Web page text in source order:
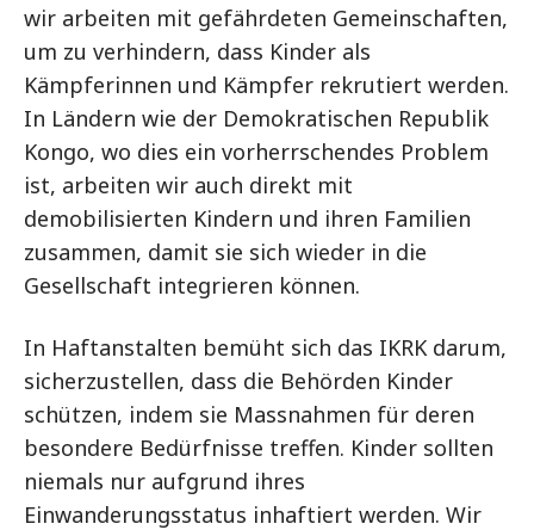
wir arbeiten mit gefährdeten Gemeinschaften,
um zu verhindern, dass Kinder als
Kämpferinnen und Kämpfer rekrutiert werden.
In Ländern wie der Demokratischen Republik
Kongo, wo dies ein vorherrschendes Problem
ist, arbeiten wir auch direkt mit
demobilisierten Kindern und ihren Familien
zusammen, damit sie sich wieder in die
Gesellschaft integrieren können.
In Haftanstalten bemüht sich das IKRK darum,
sicherzustellen, dass die Behörden Kinder
schützen, indem sie Massnahmen für deren
besondere Bedürfnisse treffen. Kinder sollten
niemals nur aufgrund ihres
Einwanderungsstatus inhaftiert werden. Wir